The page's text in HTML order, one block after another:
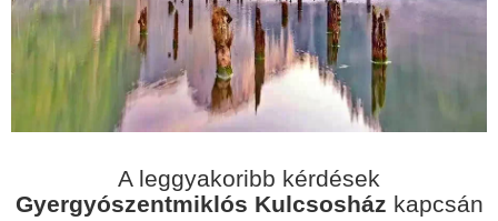
A leggyakoribb kérdések
Gyergyószentmiklós Kulcsosház kapcsán